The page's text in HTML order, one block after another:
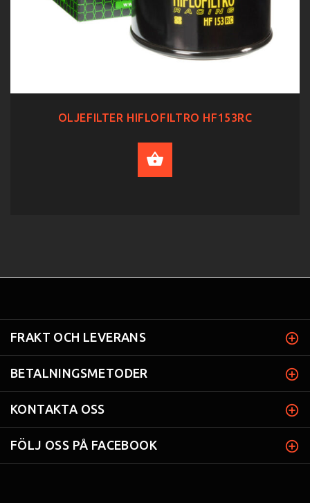
OLJEFILTER HIFLOFILTRO HF153RC
FRAKT OCH LEVERANS
BETALNINGSMETODER
KONTAKTA OSS
FÖLJ OSS PÅ FACEBOOK